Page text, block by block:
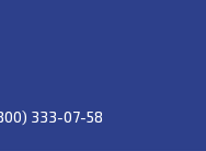
333-07-58